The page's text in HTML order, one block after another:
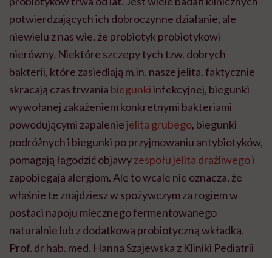
potwierdzających ich dobroczynne działanie, ale
niewielu z nas wie, że probiotyk probiotykowi
nierówny. Niektóre szczepy tych tzw. dobrych
bakterii, które zasiedlają m.in. nasze jelita, faktycznie
skracają czas trwania biegunkiinfekcyjnej, biegunki
wywołanej zakażeniem konkretnymi bakteriami
powodującymi zapaleniejelita grubego, biegunki
podróżnych i biegunki po przyjmowaniu antybiotyków,
pomagają łagodzić objawyzespołu jelita drażliwegoi
zapobiegają alergiom. Ale to wcale nie oznacza, że
właśnie te znajdziesz w spożywczym za rogiem w
postaci napoju mlecznego fermentowanego
naturalnie lub z dodatkową probiotyczną wkładką.
Prof. dr hab. med. Hanna Szajewska z Kliniki Pediatrii